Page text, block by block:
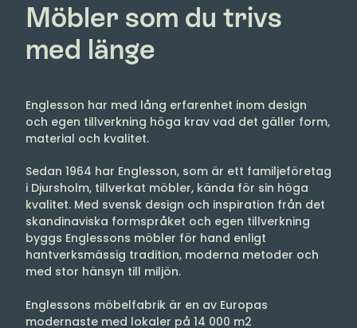
Möbler som du trivs
med länge
Englesson har med lång erfarenhet inom design
och egen tillverkning höga krav vad det gäller form,
material och kvalitet.
Sedan 1964 har Englesson, som är ett familjeföretag
i Djursholm, tillverkat möbler, kända för sin höga
kvalitet. Med svensk design och inspiration från det
skandinaviska formspråket och egen tillverkning
byggs Englessons möbler för hand enligt
hantverksmässig tradition, moderna metoder och
med stor hänsyn till miljön.
Englessons möbelfabrik är en av Europas
modernaste med lokaler på 14 000 m2